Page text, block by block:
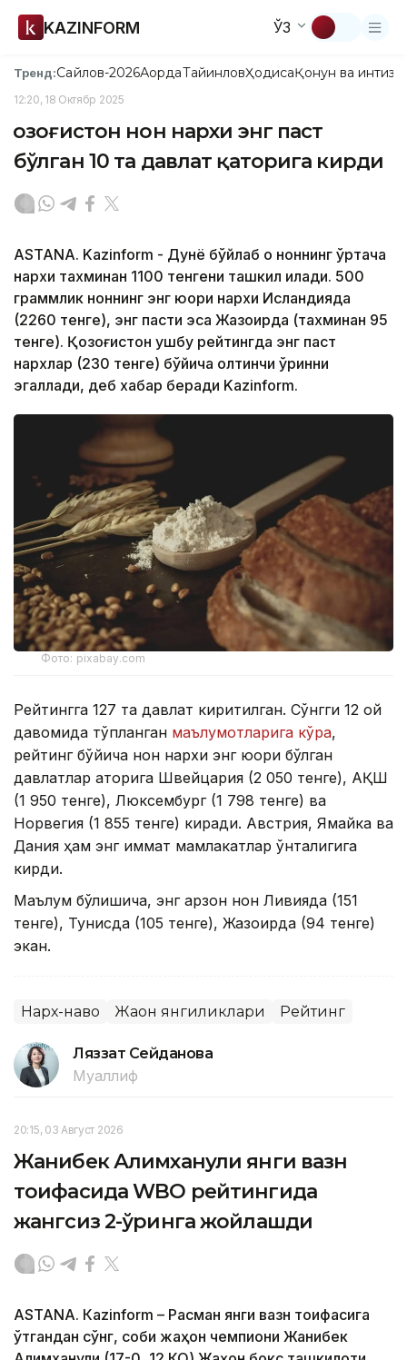
KAZINFORM ЎЗ
Тренд:Сайлов-2026АқордаТайинловҲодисаҚонун ва
12:20, 18 Октябр 2025
Қозоғистон нон нархи энг паст
бўлган 10 та давлат қаторига кирди
ASTANA. Kazinform - Дунё бўйлаб оқ ноннинг ўртача
нархи тахминан 1100 тенгени ташкил қилади. 500
граммлик ноннинг энг юқори нархи Исландияда
(2260 тенге), энг пасти эса Жазоирда (тахминан 95
тенге). Қозоғистон ушбу рейтингда энг паст
нархлар (230 тенге) бўйича олтинчи ўринни
эгаллади, деб хабар беради Kazinform.
Фото: pixabay.com
Рейтингга 127 та давлат киритилган. Сўнгги 12 ой
давомида тўпланган маълумотларига кўра,
рейтинг бўйича нон нархи энг юқори бўлган
давлатлар қаторига Швейцария (2 050 тенге), АҚШ
(1 950 тенге), Люксембург (1 798 тенге) ва
Норвегия (1 855 тенге) киради. Австрия, Ямайка ва
Дания ҳам энг қиммат мамлакатлар ўнталигига
кирди.
Маълум бўлишича, энг арзон нон Ливияда (151
тенге), Тунисда (105 тенге), Жазоирда (94 тенге)
экан.
Нарх-наво Жаҳон янгиликлари Рейтинг
Ляззат Сейданова
Муаллиф
20:15, 03 Август 2026
Жанибек Алимханули янги вазн
тоифасида WBO рейтингида
жангсиз 2-ўринга жойлашди
ASTANА. Кazinform – Расман янги вазн тоифасига
ўтгандан сўнг, собиқ жаҳон чемпиони Жанибек